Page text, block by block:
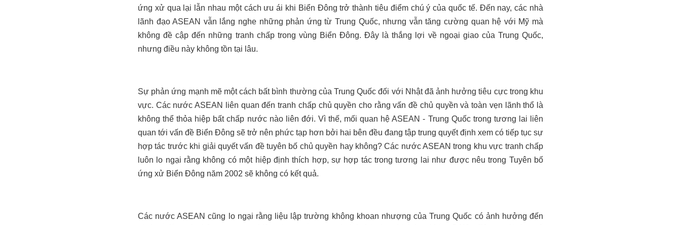
ứng xử qua lại lẫn nhau một cách ưu ái khi Biển Đông trở thành tiêu điểm chú ý của quốc tế. Đến nay, các nhà
lãnh đạo ASEAN vẫn lắng nghe những phản ứng từ Trung Quốc, nhưng vẫn tăng cường quan hệ với Mỹ mà
không đề cập đến những tranh chấp trong vùng Biển Đông.Đây là thắng lợi về ngoại giao của Trung Quốc,
nhưng điều này không tồn tại lâu.
Sự phản ứng mạnh mẽ một cách bất bình thường của Trung Quốc đối với Nhật đã ảnh hưởng tiêu cực trong khu
vực. Các nước ASEAN liên quan đến tranh chấp chủ quyền cho rằng vấn đề chủ quyền và toàn vẹn lãnh thổ là
không thể thỏa hiệp bất chấp nước nào liên đới. Vì thế, mối quan hệ ASEAN - Trung Quốc trong tương lai liên
quan tới vấn đề Biển Đông sẽ trở nên phức tạp hơn bởi hai bên đều đang tập trung quyết định xem có tiếp tục sự
hợp tác trước khi giải quyết vấn đề tuyên bố chủ quyền hay không? Các nước ASEAN trong khu vực tranh chấp
luôn lo ngại rằng không có một hiệp định thích hợp, sự hợp tác trong tương lai như được nêu trong Tuyên bố
ứng xử Biển Đông năm 2002 sẽ không có kết quả.
Các nước ASEAN cũng lo ngại rằng liệu lập trường không khoan nhượng của Trung Quốc có ảnh hưởng đến